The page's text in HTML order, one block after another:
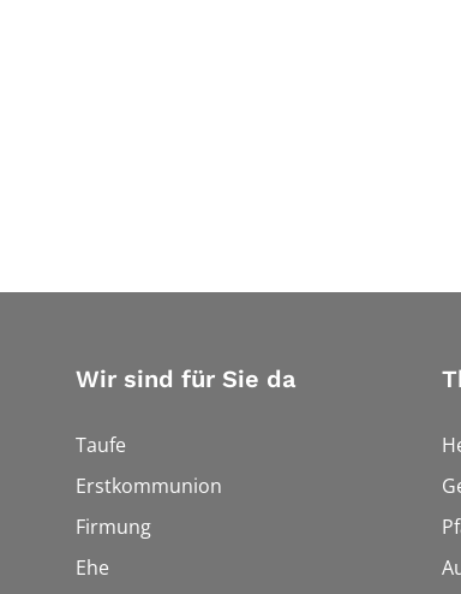
Wir sind für Sie da
Taufe
Erstkommunion
Firmung
Ehe